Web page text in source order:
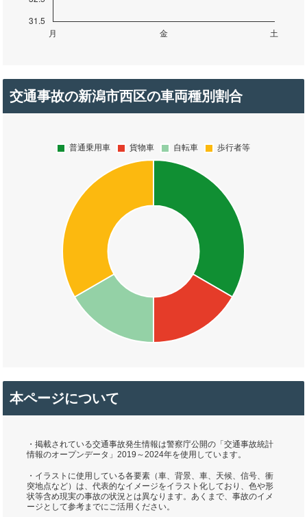
交通事故の新潟市西区の車両種別割合
本ページについて
・掲載されている交通事故発生情報は警察庁公開の「交通事故統計
情報のオープンデータ」2019～2024年を使用しています。
・イラストに使用している各要素（車、背景、車、天候、信号、衝
突地点など）は、代表的なイメージをイラスト化しており、色や形
状等含め現実の事故の状況とは異なります。あくまで、事故のイメ
ージとして参考までにご活用ください。